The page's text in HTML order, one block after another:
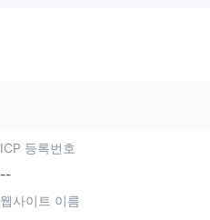
ICP 등록번호
--
웹사이트 이름